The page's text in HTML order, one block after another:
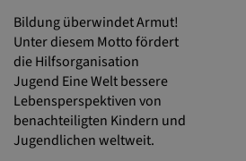
Bildung überwindet Armut!
Unter diesem Motto fördert
die Hilfsorganisation
Jugend Eine Welt bessere
Lebensperspektiven von
benachteiligten Kindern und
Jugendlichen weltweit.